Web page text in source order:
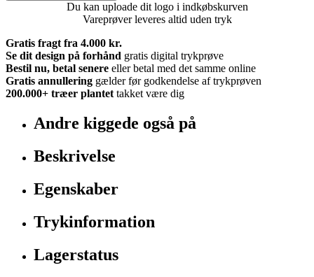
Du kan uploade dit logo i indkøbskurven
Vareprøver leveres altid uden tryk
Gratis fragt fra 4.000 kr.
Se dit design på forhånd gratis digital trykprøve
Bestil nu, betal senere eller betal med det samme online
Gratis annullering gælder før godkendelse af trykprøven
200.000+ træer plantet takket være dig
Andre kiggede også på
Beskrivelse
Egenskaber
Trykinformation
Lagerstatus